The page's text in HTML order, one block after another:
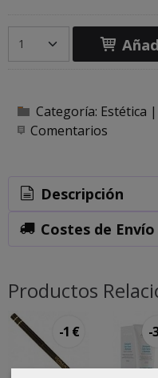
Categoría: Estética |
Comentarios
Descripción
Costes de Envío
Productos
-1 € -